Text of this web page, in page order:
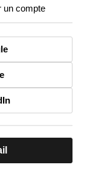
un compte